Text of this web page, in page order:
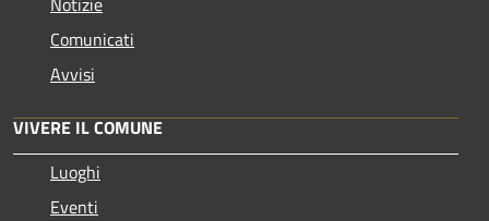
Comunicati
Avvisi
VIVERE IL COMUNE
Luoghi
Eventi